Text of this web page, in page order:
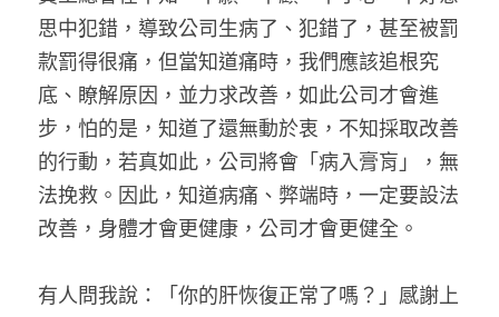
思中犯錯，導致公司生病了、犯錯了，甚至被罰
款罰得很痛，但當知道痛時，我們應該追根究
底、瞭解原因，並力求改善，如此公司才會進
步，怕的是，知道了還無動於衷，不知採取改善
的行動，若真如此，公司將會「病入膏肓」，無
法挽救。因此，知道病痛、弊端時，一定要設法
改善，身體才會更健康，公司才會更健全。
有人問我說：「你的肝恢復正常了嗎？」感謝上